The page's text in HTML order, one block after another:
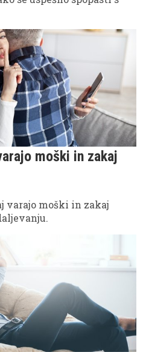
moški in zakaj
varajo moški in zakaj